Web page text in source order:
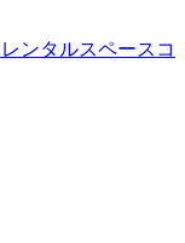
レンタルスペース コ